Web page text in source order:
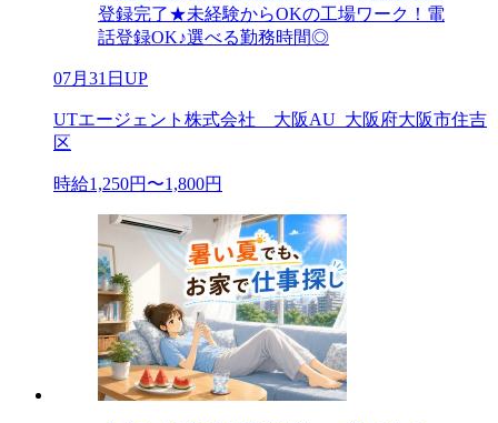
登録完了★未経験からOKの工場ワーク！電
話登録OK♪選べる勤務時間◎
07月31日UP
UTエージェント株式会社 大阪AU_大阪府大阪市住吉
区
時給1,250円〜1,800円